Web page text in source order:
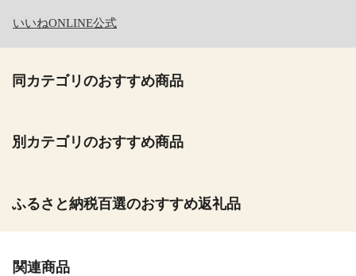
いいねONLINE公式
同カテゴリのおすすめ商品
別カテゴリのおすすめ商品
ふるさと納税百選のおすすめ返礼品
関連商品